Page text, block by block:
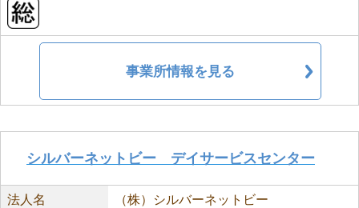
事業所情報を見る
シルバーネットビー デイサービスセンター
法人名 （株）シルバーネットビー